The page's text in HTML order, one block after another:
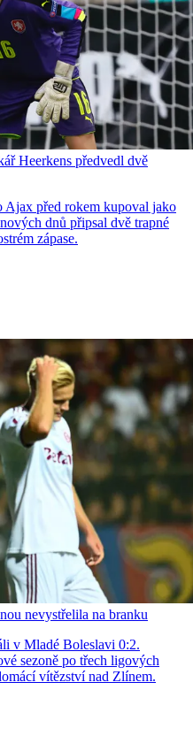
Heerkens předvedl dvě
Ajax před rokem kupoval jako
dnů připsal dvě trapné
zápase.
nevystřelila na branku
v Mladé Boleslavi 0:2.
sezoně po třech ligových
vítězství nad Zlínem.